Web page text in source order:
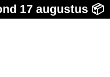
17 augustus 📦